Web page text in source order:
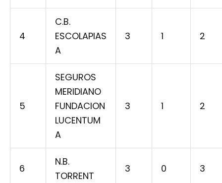
4
C.B.
ESCOLAPIAS
A
3 1 2
5
SEGUROS
MERIDIANO
FUNDACION
LUCENTUM
A
3 1 2
6
N.B.
TORRENT
3 0 3